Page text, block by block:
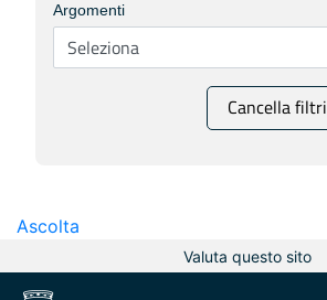
Argomenti
Cancella filtri
Ascolta
Valuta questo sito